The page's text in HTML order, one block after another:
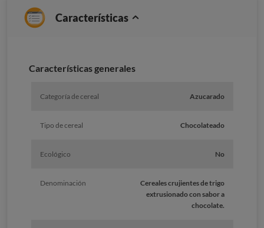
Características
Características generales
Categoría de cereal Azucarado
Tipo de cereal Chocolateado
Ecológico No
Denominación
Cereales crujientes de trigo
extrusionado con sabor a
chocolate.